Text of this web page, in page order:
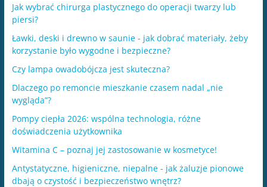
Jak wybrać chirurga plastycznego do operacji twarzy lub
piersi?
Ławki, deski i drewno w saunie - jak dobrać materiały, żeby
korzystanie było wygodne i bezpieczne?
Czy lampa owadobójcza jest skuteczna?
Dlaczego po remoncie mieszkanie czasem nadal „nie
wygląda”?
Pompy ciepła 2026: wspólna technologia, różne
doświadczenia użytkownika
Witamina C – poznaj jej zastosowanie w kosmetyce!
Antystatyczne, higieniczne, niepalne - jak żaluzje pionowe
dbają o czystość i bezpieczeństwo wnętrz?